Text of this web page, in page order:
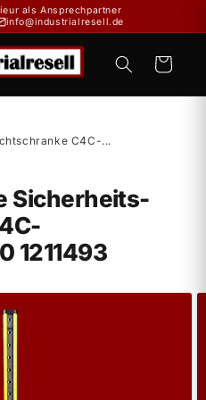
als Ansprechpartner
info@industrialresell.de
Warenkorb
C4C-...
Sicherheits-
1211493